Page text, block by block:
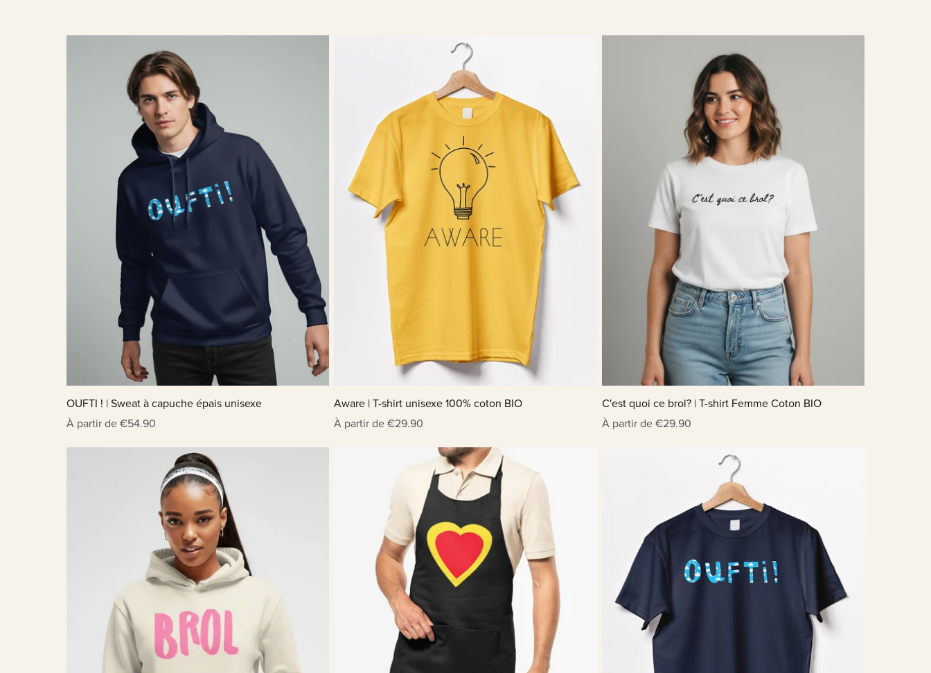
OUFTI ! | Sweat à capuche épais unisexe
À partir de €54.90
Aware | T-shirt unisexe 100% coton BIO
À partir de €29.90
C'est quoi ce brol? | T-shirt Femme Coton BIO
À partir de €29.90